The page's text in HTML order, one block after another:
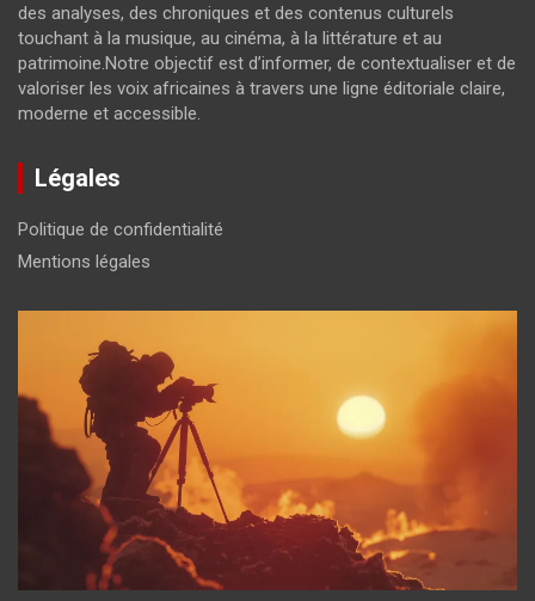
des analyses, des chroniques et des contenus culturels
touchant à la musique, au cinéma, à la littérature et au
patrimoine.Notre objectif est d’informer, de contextualiser et de
valoriser les voix africaines à travers une ligne éditoriale claire,
moderne et accessible.
Légales
Politique de confidentialité
Mentions légales